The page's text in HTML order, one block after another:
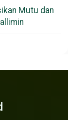
Mutu dan